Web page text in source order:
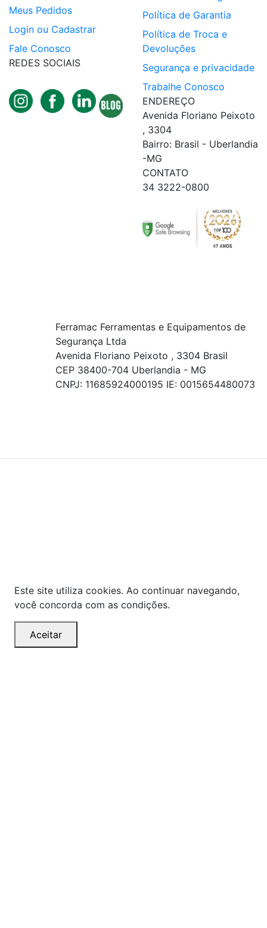
Meus Pedidos
Login ou Cadastrar
Fale Conosco
REDES SOCIAIS
Política de Garantia
Política de Troca e
Devoluções
Segurança e privacidade
Trabalhe Conosco
ENDEREÇO
Avenida Floriano Peixoto
, 3304
Bairro: Brasil - Uberlandia
-MG
CONTATO
34 3222-0800
Ferramac Ferramentas e Equipamentos de
Segurança Ltda
Avenida Floriano Peixoto , 3304 Brasil
CEP 38400-704 Uberlandia - MG
CNPJ: 11685924000195 IE: 0015654480073
Este site utiliza cookies. Ao continuar navegando,
você concorda com as condições.
Aceitar